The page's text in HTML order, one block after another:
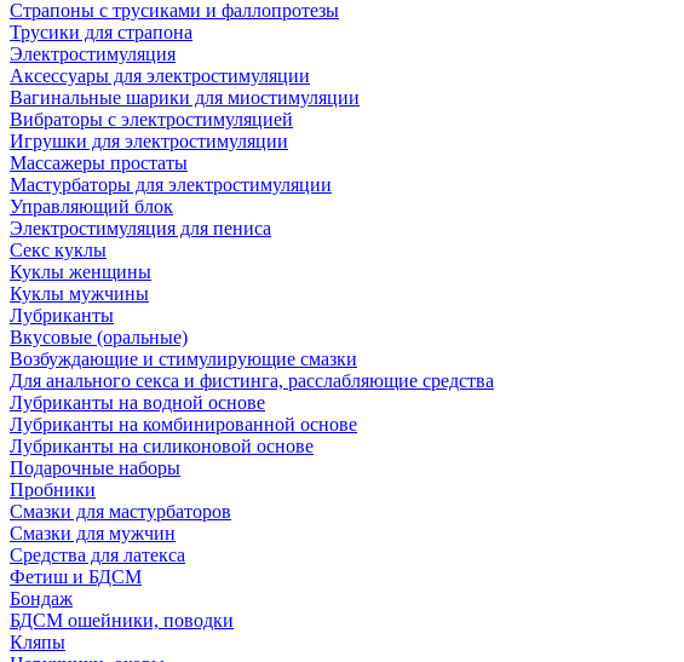
Страпоны с трусиками и фаллопротезы
Трусики для страпона
Электростимуляция
Аксессуары для электростимуляции
Вагинальные шарики для миостимуляции
Вибраторы с электростимуляцией
Игрушки для электростимуляции
Массажеры простаты
Мастурбаторы для электростимуляции
Управляющий блок
Электростимуляция для пениса
Секс куклы
Куклы женщины
Куклы мужчины
Лубриканты
Вкусовые (оральные)
Возбуждающие и стимулирующие смазки
Для анального секса и фистинга, расслабляющие средства
Лубриканты на водной основе
Лубриканты на комбинированной основе
Лубриканты на силиконовой основе
Подарочные наборы
Пробники
Смазки для мастурбаторов
Смазки для мужчин
Средства для латекса
Фетиш и БДСМ
Бондаж
БДСМ ошейники, поводки
Кляпы